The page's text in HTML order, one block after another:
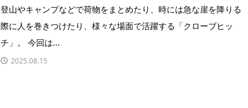
登山やキャンプなどで荷物をまとめたり、時には急な崖を降りる
際に人を巻きつけたり、様々な場面で活躍する「クローブヒッ
チ」。 今回は...
2025.08.15